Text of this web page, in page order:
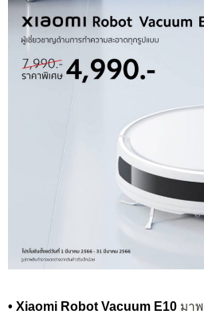
• Xiaomi Robot Vacuum E10 มา